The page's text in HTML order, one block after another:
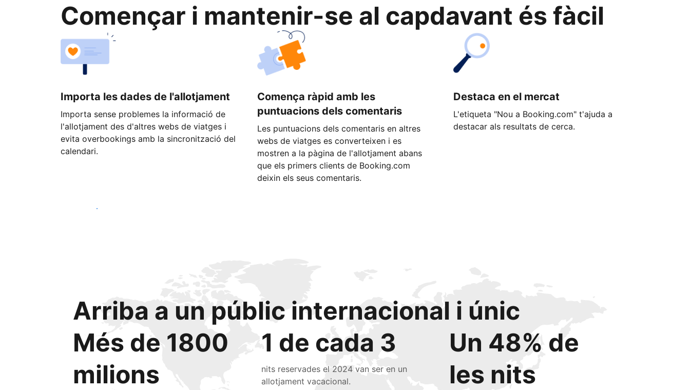
Començar i mantenir-se al capdavant és fàcil
Importa les dades de l'allotjament
Importa sense problemes la informació de
l'allotjament des d'altres webs de viatges i
evita overbookings amb la sincronització del
calendari.
Comença ràpid amb les
puntuacions dels comentaris
Les puntuacions dels comentaris en altres
webs de viatges es converteixen i es
mostren a la pàgina de l'allotjament abans
que els primers clients de Booking.com
deixin els seus comentaris.
Destaca en el mercat
L'etiqueta "Nou a Booking.com" t'ajuda a
destacar als resultats de cerca.
Comença avui
Arriba a un públic internacional i únic
Més de 1800
milions
1 de cada 3
nits reservades el 2024 van ser en un
allotjament vacacional.
Un 48% de
les nits